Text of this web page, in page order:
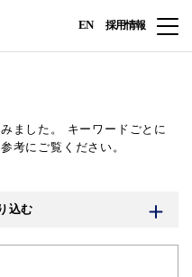
EN 採用情報
ました。
キーワードごとに
考にご覧ください。
込む